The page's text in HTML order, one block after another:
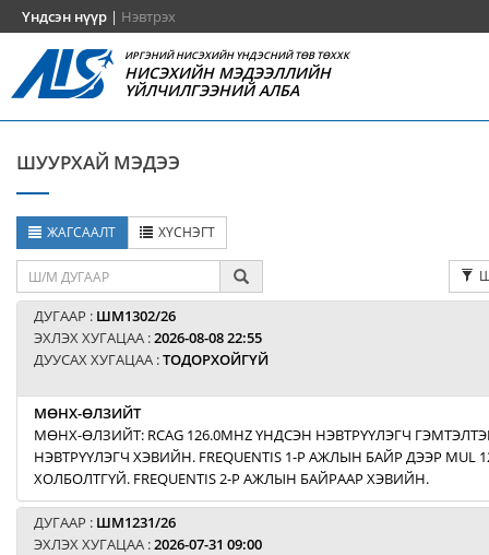
Үндсэн нүүр | Нэвтрэх
ИРГЭНИЙ НИСЭХИЙН ҮНДЭСНИЙ ТӨВ ТӨХХК
НИСЭХИЙН МЭДЭЭЛЛИЙН
ҮЙЛЧИЛГЭЭНИЙ АЛБА
ШУУРХАЙ МЭДЭЭ
ЖАГСААЛТ ХҮСНЭГТ
ДУГААР : ШМ1302/26
ЭХЛЭХ ХУГАЦАА :2026-08-08 22:55
ДУУСАХ ХУГАЦАА :ТОДОРХОЙГҮЙ
МӨНХ-ӨЛЗИЙТ
МӨНХ-ӨЛЗИЙТ: RCAG 126.0MHZ ҮНДСЭН НЭВТРҮҮЛЭГЧ
НЭВТРҮҮЛЭГЧ ХЭВИЙН. FREQUENTIS 1-Р АЖЛЫН БАЙР ДЭЭР MUL
ХОЛБОЛТГҮЙ. FREQUENTIS 2-Р АЖЛЫН БАЙРААР ХЭВИЙН.
ДУГААР : ШМ1231/26
ЭХЛЭХ ХУГАЦАА :2026-07-31 09:00